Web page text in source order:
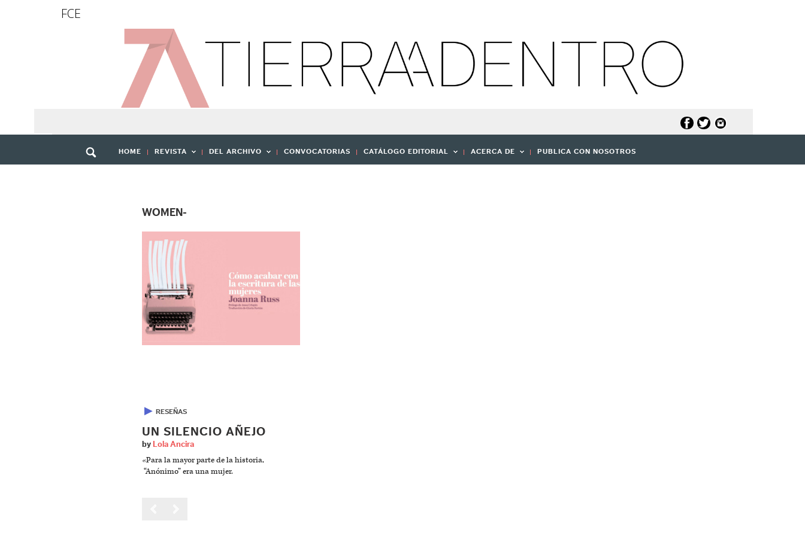
FCE
HOME REVISTA DEL ARCHIVO CONVOCATORIAS CATÁLOGO EDITORIAL ACERCA DE PUBLICA CON NOSOTROS
WOMEN-
▶ RESEÑAS
UN SILENCIO AÑEJO
by Lola Ancira
«Para la mayor parte de la historia,
“Anónimo” era una mujer.